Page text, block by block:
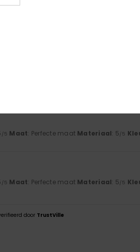
/5 Maat: Perfecte maat Materiaal: 5/5
/5 Maat: Perfecte maat Materiaal: 5/5
door TrustVille